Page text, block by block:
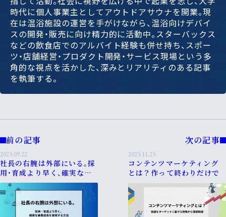
時代に個人事業主としてアウトドアサウナを開業。現
在は温浴施設の運営を手がけながら、温浴向けデバイ
スの開発・販売に向け精力的に活動中。スターバックス
などの飲食店でのアルバイト経験も併せ持ち、スポー
ツ・店舗経営・プロダクト開発・サービス現場という多
角的な視点を活かした、深みとリアリティのある記事
を執筆する。
前の記事
2025.09.22
社長の右腕は外部にいる。採
用・育成より早く、確実な事
業成長を実現する方法
次の記事
2025.11.25
コンテンツマーケティング
とは？作って終わりだけで
なく、価値をターゲットに届
ける戦略から徹底解説